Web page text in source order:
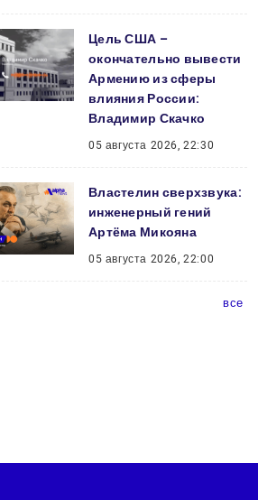
Цель США –
окончательно вывести
Армению из сферы
влияния России:
Владимир Скачко
05 августа 2026, 22:30
Властелин сверхзвука:
инженерный гений
Артёма Микояна
05 августа 2026, 22:00
все